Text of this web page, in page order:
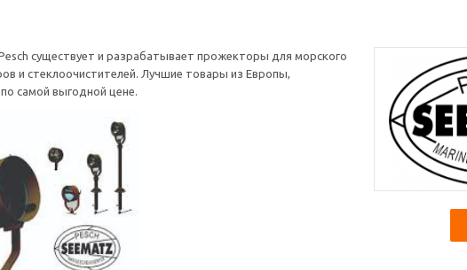
существует и разрабатывает прожекторы для морского
и стеклоочистителей. Лучшие товары из Европы,
самой выгодной цене.